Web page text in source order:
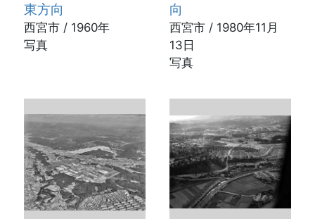
東方向
西宮市 / 1960年
写真
向
西宮市 / 1980年11月
13日
写真